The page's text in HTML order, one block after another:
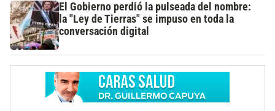
El Gobierno perdió la pulseada del nombre:
la "Ley de Tierras" se impuso en toda la
conversación digital